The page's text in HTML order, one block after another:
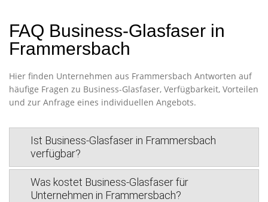
FAQ Business-Glasfaser in
Frammersbach
Hier finden Unternehmen aus Frammersbach Antworten auf
häufige Fragen zu Business-Glasfaser, Verfügbarkeit, Vorteilen
und zur Anfrage eines individuellen Angebots.
Ist Business-Glasfaser in Frammersbach
verfügbar?
Was kostet Business-Glasfaser für
Unternehmen in Frammersbach?